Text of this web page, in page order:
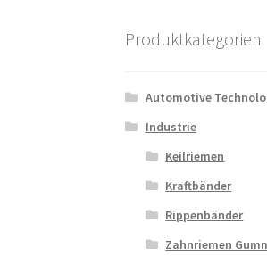
Produktkategorien
Automotive
Industrie
Keilriemen
Kraftbänder
Rippenbänder
Zahnriemen